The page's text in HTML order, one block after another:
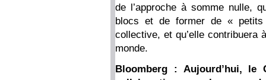
de l’approche à somme nulle,
blocs et de former de «
collective, et qu’elle contribuera
monde.
Bloomberg : Aujourd’hui, le